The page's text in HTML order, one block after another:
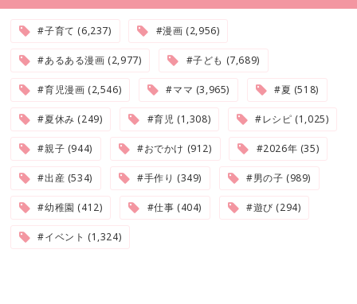
#子育て (6,237) #漫画 (2,956)
#あるある漫画 (2,977) #子ども (7,689)
#育児漫画 (2,546) #ママ (3,965) #夏 (518)
#夏休み (249) #育児 (1,308) #レシピ (1,025)
#親子 (944) #おでかけ (912) #2026年 (35)
#出産 (534) #手作り (349) #男の子 (989)
#幼稚園 (412) #仕事 (404) #遊び (294)
#イベント (1,324)